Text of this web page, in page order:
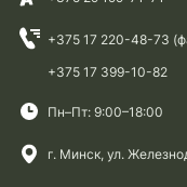
+375 17 220-48-73
+375 17 399-10-82
Пн–Пт: 9:00–18:00
г. Минск, ул.